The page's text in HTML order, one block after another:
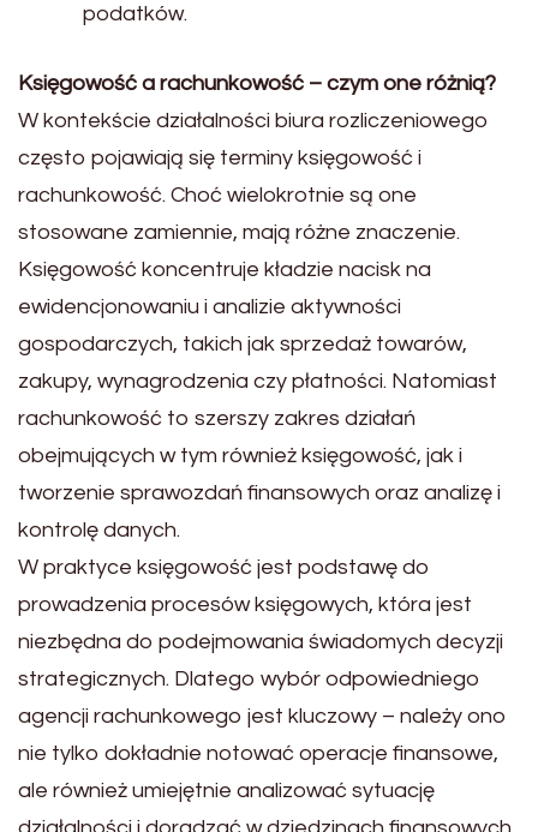
podatków.
Księgowość a rachunkowość – czym one różnią?
W kontekście działalności biura rozliczeniowego
często pojawiają się terminy księgowość i
rachunkowość. Choć wielokrotnie są one
stosowane zamiennie, mają różne znaczenie.
Księgowość koncentruje kładzie nacisk na
ewidencjonowaniu i analizie aktywności
gospodarczych, takich jak sprzedaż towarów,
zakupy, wynagrodzenia czy płatności. Natomiast
rachunkowość to szerszy zakres działań
obejmujących w tym również księgowość, jak i
tworzenie sprawozdań finansowych oraz analizę i
kontrolę danych.
W praktyce księgowość jest podstawę do
prowadzenia procesów księgowych, która jest
niezbędna do podejmowania świadomych decyzji
strategicznych. Dlatego wybór odpowiedniego
agencji rachunkowego jest kluczowy – należy ono
nie tylko dokładnie notować operacje finansowe,
ale również umiejętnie analizować sytuację